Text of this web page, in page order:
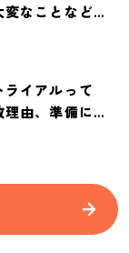
なことなど紹
イアルって
由、準備に必